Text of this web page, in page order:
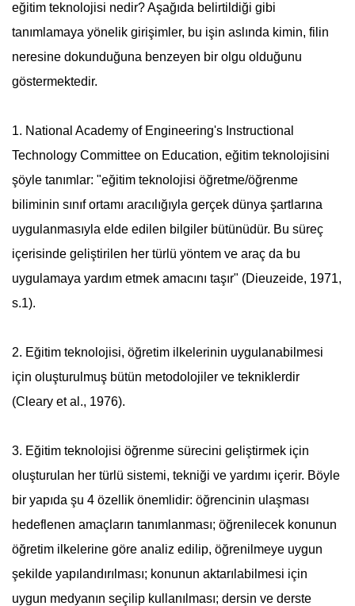
eğitim teknolojisi nedir? Aşağıda belirtildiği gibi
tanımlamaya yönelik girişimler, bu işin aslında kimin, filin
neresine dokunduğuna benzeyen bir olgu olduğunu
göstermektedir.
1. National Academy of Engineering's Instructional
Technology Committee on Education, eğitim teknolojisini
şöyle tanımlar: "eğitim teknolojisi öğretme/öğrenme
biliminin sınıf ortamı aracılığıyla gerçek dünya şartlarına
uygulanmasıyla elde edilen bilgiler bütünüdür. Bu süreç
içerisinde geliştirilen her türlü yöntem ve araç da bu
uygulamaya yardım etmek amacını taşır" (Dieuzeide, 1971,
s.1).
2. Eğitim teknolojisi, öğretim ilkelerinin uygulanabilmesi
için oluşturulmuş bütün metodolojiler ve tekniklerdir
(Cleary et al., 1976).
3. Eğitim teknolojisi öğrenmesürecini geliştirmek için
oluşturulan her türlü sistemi, tekniği ve yardımı içerir. Böyle
bir yapıda şu 4 özellik önemlidir: öğrencinin ulaşması
hedeflenen amaçların tanımlanması; öğrenilecek konunun
öğretim ilkelerine göre analiz edilip, öğrenilmeye uygun
şekilde yapılandırılması; konunun aktarılabilmesi için
uygun medyanın seçilip kullanılması; dersin ve derste